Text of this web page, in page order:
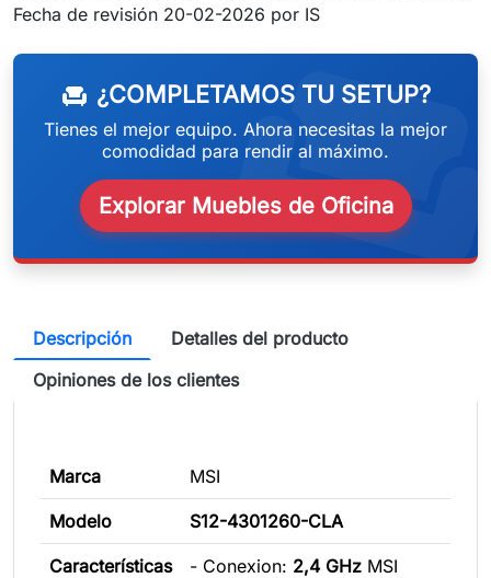
Fecha de revisión 20-02-2026 por IS
chair ¿COMPLETAMOS TU SETUP?
Tienes el mejor equipo. Ahora necesitas la mejor
comodidad para rendir al máximo.
Explorar Muebles de Oficina
Descripción
Detalles del producto
Opiniones de los clientes
Marca MSI
Modelo S12-4301260-CLA
Características - Conexion: 2,4 GHz MSI